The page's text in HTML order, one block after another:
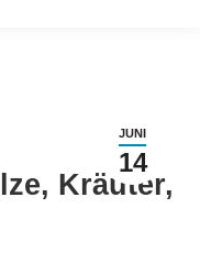
JUNI
14
Kräuter,